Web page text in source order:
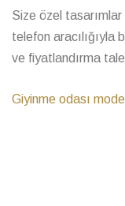
Size özel
telefon
ve fiyatlandırma
Giyinme odası